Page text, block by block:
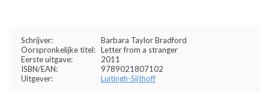
Schrijver:
Barbara Taylor Bradford
Oorspronkelijke titel: Letter from a stranger
Eerste uitgave:
2011
ISBN/EAN:
9789021807102
Uitgever:
Luitingh-Sijthoff